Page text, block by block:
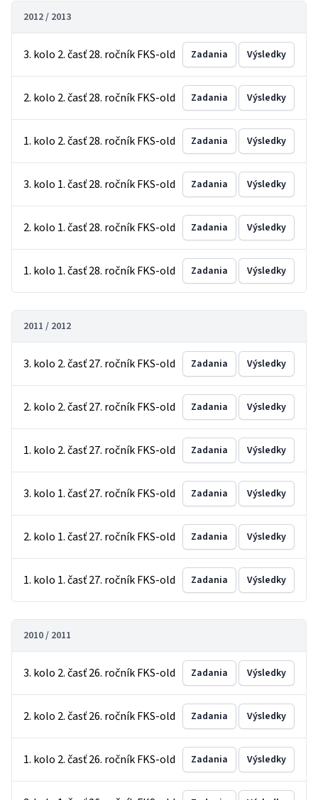
2012 / 2013
3. kolo 2. časť 28. ročník FKS-old Zadania Výsledky
2. kolo 2. časť 28. ročník FKS-old Zadania Výsledky
1. kolo 2. časť 28. ročník FKS-old Zadania Výsledky
3. kolo 1. časť 28. ročník FKS-old Zadania Výsledky
2. kolo 1. časť 28. ročník FKS-old Zadania Výsledky
1. kolo 1. časť 28. ročník FKS-old Zadania Výsledky
2011 / 2012
3. kolo 2. časť 27. ročník FKS-old Zadania Výsledky
2. kolo 2. časť 27. ročník FKS-old Zadania Výsledky
1. kolo 2. časť 27. ročník FKS-old Zadania Výsledky
3. kolo 1. časť 27. ročník FKS-old Zadania Výsledky
2. kolo 1. časť 27. ročník FKS-old Zadania Výsledky
1. kolo 1. časť 27. ročník FKS-old Zadania Výsledky
2010 / 2011
3. kolo 2. časť 26. ročník FKS-old Zadania Výsledky
2. kolo 2. časť 26. ročník FKS-old Zadania Výsledky
1. kolo 2. časť 26. ročník FKS-old Zadania Výsledky